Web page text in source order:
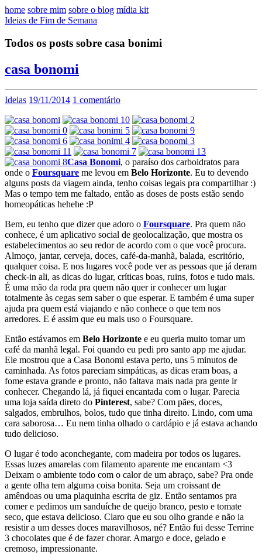
home sobre mim sobre o blog mídia kit
Ideias de Fim de Semana
Todos os posts sobre casa bonimi
casa bonomi
Ideias 19/11/2014 1 comentário
Casa Bonomi, o paraíso dos carboidratos para
onde o Foursquare me levou em Belo Horizonte. Eu to devendo
alguns posts da viagem ainda, tenho coisas legais pra compartilhar :)
Mas o tempo tem me faltado, então as doses de posts estão sendo
homeopáticas hehehe :P
Bem, eu tenho que dizer que adoro o Foursquare. Pra quem não
conhece, é um aplicativo social de geolocalização, que mostra os
estabelecimentos ao seu redor de acordo com o que você procura.
Almoço, jantar, cerveja, doces, café-da-manhã, balada, escritório,
qualquer coisa. E nos lugares você pode ver as pessoas que já deram
check-in ali, as dicas do lugar, críticas boas, ruins, fotos e tudo mais.
É uma mão da roda pra quem não quer ir conhecer um lugar
totalmente às cegas sem saber o que esperar. E também é uma super
ajuda pra quem está viajando e não conhece o que tem nos
arredores. E é assim que eu mais uso o Foursquare.
Então estávamos em Belo Horizonte e eu queria muito tomar um
café da manhã legal. Foi quando eu pedi pro santo app me ajudar.
Ele mostrou que a Casa Bonomi estava perto, uns 5 minutos de
caminhada. As fotos pareciam simpáticas, as dicas eram boas, a
fome estava grande e pronto, não faltava mais nada pra gente ir
conhecer. Chegando lá, já fiquei encantada com o lugar. Parecia
uma loja saída direto do Pinterest, sabe? Com pães, doces,
salgados, embrulhos, bolos, tudo que tinha direito. Lindo, com uma
cara saborosa… Eu nem tinha olhado o cardápio e já estava achando
tudo delicioso.
O lugar é todo aconchegante, com madeira por todos os lugares.
Essas luzes amarelas com filamento aparente me encantam <3
Deixam o ambiente todo com o calor de um abraço, sabe? Pra onde
a gente olha tem alguma coisa bonita. Seja um croissant de
amêndoas ou uma plaquinha escrita de giz. Então sentamos pra
comer e pedimos um sanduíche de queijo branco, pesto e tomate
seco, que estava delicioso. Claro que eu sou olho grande e não ia
resistir a um desses doces maravilhosos, né? Então fui desse Terrine
3 chocolates que é de fazer chorar. Amargo e doce, gelado e
cremoso, impressionante.